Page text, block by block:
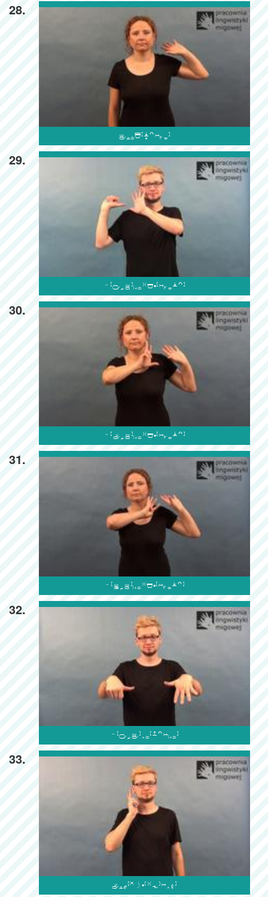
28.

29.

30.

31.

32.

33.
